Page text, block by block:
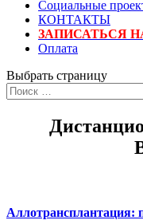
Социальные
КОНТАКТЫ
ЗАПИСАТЬСЯ
Оплата
Выбрать страницу
Аллотрансплантация: